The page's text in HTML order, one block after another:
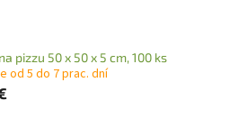
pizzu 50 x 50 x 5 cm, 100 ks
od 5 do 7 prac. dní